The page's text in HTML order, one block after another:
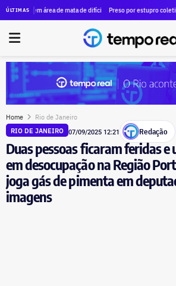
ÚLTIMASquatro mortos
área de mata de difícil acesso na Vista Chinesa, no Alto da
Preso por estupro coletivo em
Home Rio de Janeiro
RIO DE JANEIRO 07/09/2025 12:21 Redação
Duas pessoas ficaram feridas
em desocupação na Região
joga gás de pimenta em
imagens